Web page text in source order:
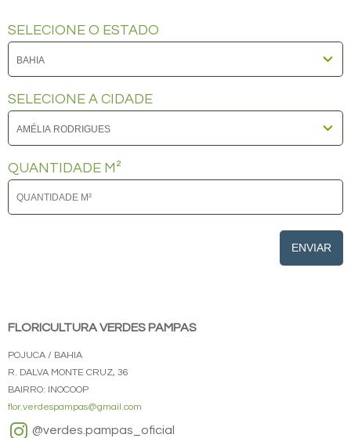
SELECIONE O ESTADO
SELECIONE A CIDADE
QUANTIDADE M²
ENVIAR
FLORICULTURA VERDES PAMPAS
POJUCA / BAHIA
R. DALVA MONTE CRUZ, 36
BAIRRO: INOCOOP
flor.verdespampas@gmail.com
@verdes.pampas_oficial